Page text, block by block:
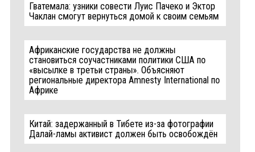
Гватемала: узники совести Луис Пачеко и Эктор
Чаклан смогут вернуться домой к своим семьям
Африканские государства не должны
становиться соучастниками политики США по
«высылке в третьи страны». Объясняют
региональные директора Amnesty International по
Африке
Китай: задержанный в Тибете из-за фотографии
Далай-ламы активист должен быть освобождён